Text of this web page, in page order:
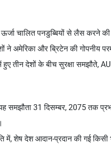
चालित पनडुब्बियों से लैस करने
ने अमेरिका और ब्रिटेन की गोपनीय
तीन देशों के बीच सुरक्षा समझौते,
समझौता 31 दिसम्बर, 2075 तक
में, शेष देश आदान-प्रदान की गई